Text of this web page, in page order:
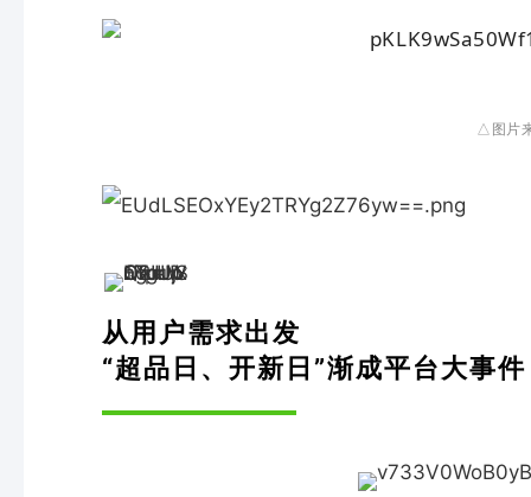
△图片
从用户需求出发
“超品日、开新日”渐成平台大事件